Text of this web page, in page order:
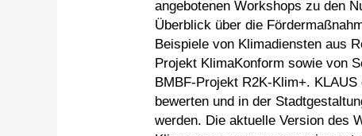
angebotenen Workshops zu den
Überblick über die
Beispiele von Klimadiensten aus
Projekt KlimaKonform sowie von
BMBF-Projekt R2K-Klim+.
bewerten und in der
werden. Die aktuelle Version des